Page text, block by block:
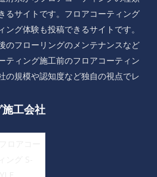
るサイトです。フロアコーティング
グ体験も投稿できるサイトです。
のフローリングのメンテナンスなど
ティング施工前のフロアコーティン
の規模や認知度など独自の視点でレ
工会社